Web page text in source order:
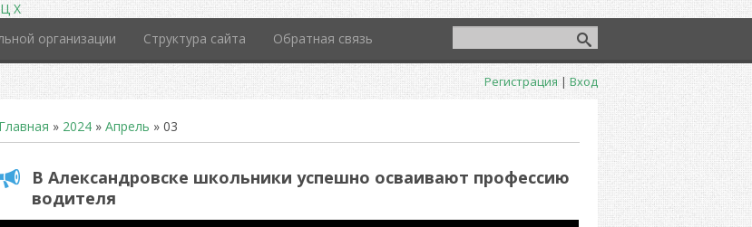
Ц Х
организации Структура сайта Обратная связь
Регистрация|Вход
Главная » 2024 » Апрель » 03
В Александровске школьники успешно осваивают профессию
водителя